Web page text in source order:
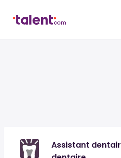
Assistant